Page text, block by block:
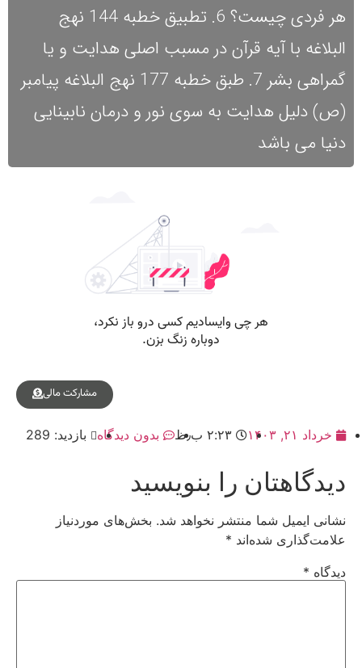
هر فردی چیست؟ 6. تطبیق خطبه 144 نهج
البلاغه با آیه قرآن در مسبب اصلی هدایت و یا
گمراهی بشر 7. طبق خطبه 177 نهج البلاغه پیامبر
(ص) دلیل هدایت به سوی نور و درمان نابینایی
دنیا می باشد
مشارکت مالی
خرداد ۲۱, ۱۴۰۳ ۲:۲۳ ب٫ظ بدون دیدگاه بازدید: 289
دیدگاهتان را بنویسید
نشانی ایمیل شما منتشر نخواهد شد. بخش‌های موردنیاز
علامت‌گذاری شده‌اند *
دیدگاه *